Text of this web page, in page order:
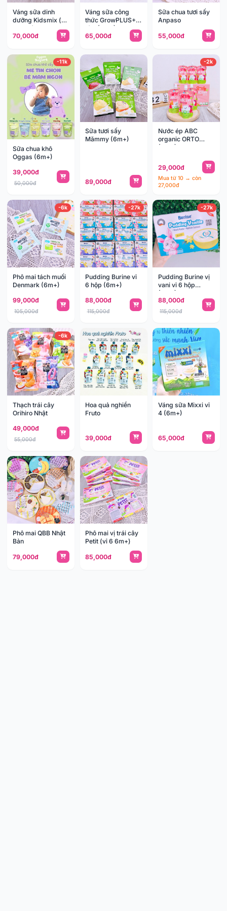
Váng sữa dinh
dưỡng Kidsmix (vỉ
4 6m+)
70,000đ
Váng sữa công
thức GrowPLUS+
vỉ 4 (6m+)
65,000đ
Sữa chua tươi sấy
Anpaso
55,000đ
-11k
Sữa chua khô
Oggas (6m+)
39,000đ
50,000đ
Sữa tươi sấy
Mămmy (6m+)
89,000đ
-2k
Nước ép ABC
organic ORTO
(6m+)
29,000đ
Mua từ 10 → còn
27,000đ
-6k
Phô mai tách muối
Denmark (6m+)
99,000đ
105,000đ
-27k
Pudding Burine vỉ
6 hộp (6m+)
88,000đ
115,000đ
-27k
Pudding Burine vị
vani vỉ 6 hộp
(6m+)
88,000đ
115,000đ
-6k
Thạch trái cây
Orihiro Nhật
49,000đ
55,000đ
Hoa quả nghiền
Fruto
39,000đ
Váng sữa Mixxi vỉ
4 (6m+)
65,000đ
Phô mai QBB Nhật
Bản
79,000đ
Phô mai vị trái cây
Petit (vỉ 6 6m+)
85,000đ